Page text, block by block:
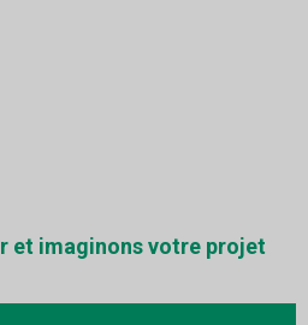
et imaginons votre projet